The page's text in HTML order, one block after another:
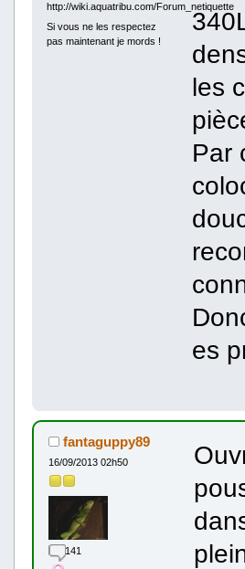
http://wiki.aquatribu.com/Forum_netiquette
Si vous ne les respectez
pas maintenant je mords !
les
Par
es
fantaguppy89
16/09/2013 02h50
141